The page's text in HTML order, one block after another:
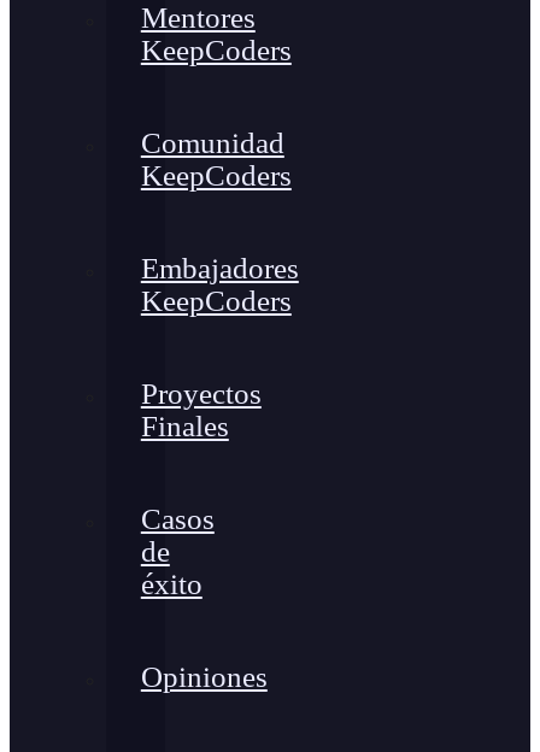
Mentores
KeepCoders
Comunidad
KeepCoders
Embajadores
KeepCoders
Proyectos
Finales
Casos
de
éxito
Opiniones